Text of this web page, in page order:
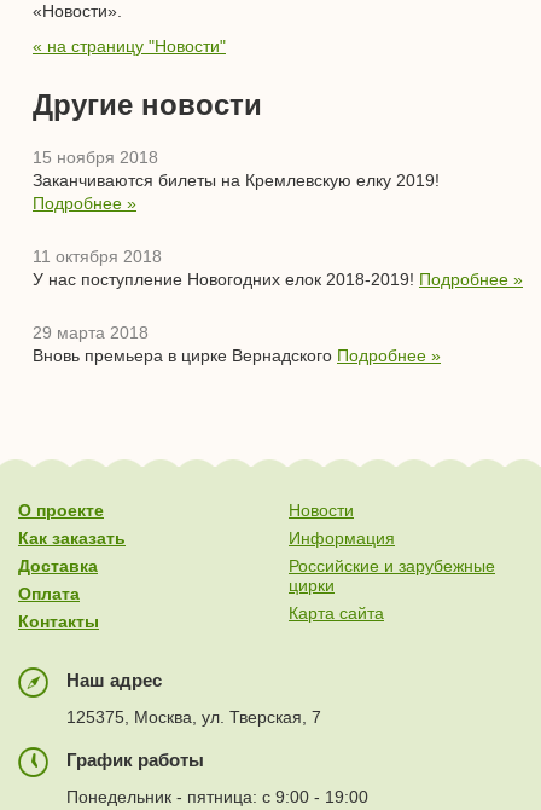
«Новости».
« на страницу "Новости"
Другие новости
15 ноября 2018
Заканчиваются билеты на Кремлевскую елку 2019!
Подробнее »
11 октября 2018
У нас поступление Новогодних елок 2018-2019! Подробнее »
29 марта 2018
Вновь премьера в цирке Вернадского Подробнее »
О проекте
Как заказать
Доставка
Оплата
Контакты
Новости
Информация
Российские и зарубежные
цирки
Карта сайта
Наш адрес
125375, Москва, ул. Тверская, 7
График работы
Понедельник - пятница: с 9:00 - 19:00